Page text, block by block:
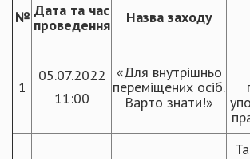
№ Дата та час
проведення
Назва заходу
1
05.07.2022
11:00
«Для внутрішньо
переміщених осіб.
Варто знати!»